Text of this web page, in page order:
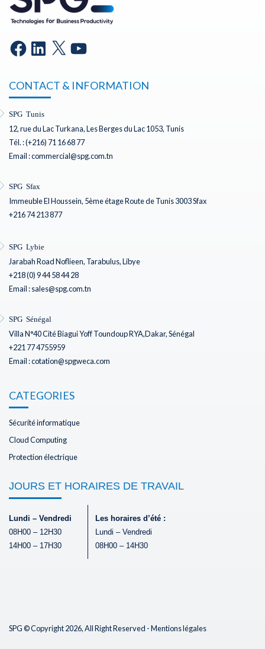
CONTACT & INFORMATION
SPG Tunis
12, rue du Lac Turkana, Les Berges du Lac 1053, Tunis
Tél. : (+216) 71 16 68 77
Email : commercial@spg.com.tn
SPG Sfax
Immeuble El Houssein, 5ème étage Route de Tunis 3003 Sfax
+216 74 213 877
SPG Lybie
Jarabah Road Noflieen, Tarabulus, Libye
+218 (0) 9 44 58 44 28
Email : sales@spg.com.tn
SPG Sénégal
Villa N°40 Cité Biagui Yoff Toundoup RYA,Dakar, Sénégal
+221 77 4755959
Email : cotation@spgweca.com
CATEGORIES
Sécurité informatique
Cloud Computing
Protection électrique
JOURS ET HORAIRES DE TRAVAIL
Lundi – Vendredi
08H00 – 12H30
14H00 – 17H30
Les horaires d’été :
Lundi – Vendredi
08H00 – 14H30
SPG © Copyright 2026, All Right Reserved -Mentions légales